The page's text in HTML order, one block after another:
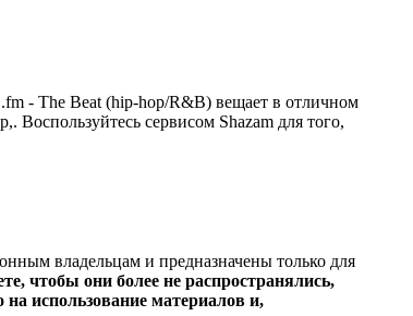
- The Beat (hip-hop/R&B) вещает в отличном
Воспользуйтесь сервисом Shazam для того,
владельцам и предназначены только для
чтобы они более не распространялись,
использование материалов и,